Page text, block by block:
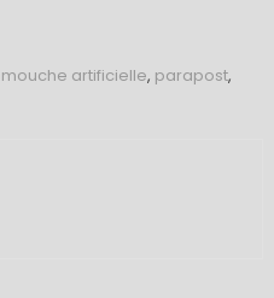
mouche artificielle, parapost,